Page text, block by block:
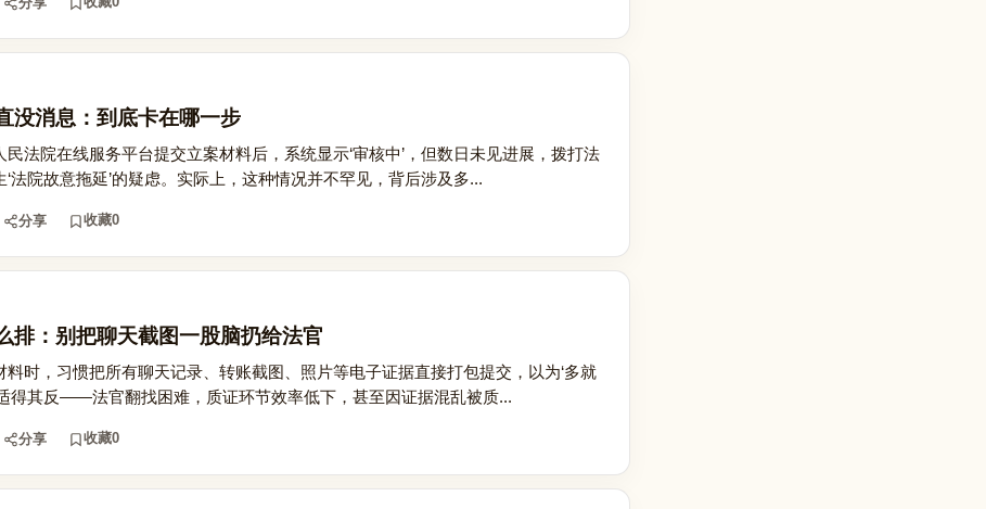
没消息：到底卡在哪一步
法院在线服务平台提交立案材料后，系统显示‘审核中’，但数日未见进展，拨打法
法院故意拖延’的疑虑。实际上，这种情况并不罕见，背后涉及多...
分享 收藏0
排：别把聊天截图一股脑扔给法官
时，习惯把所有聊天记录、转账截图、照片等电子证据直接打包提交，以为‘多就
得其反——法官翻找困难，质证环节效率低下，甚至因证据混乱被质...
分享 收藏0